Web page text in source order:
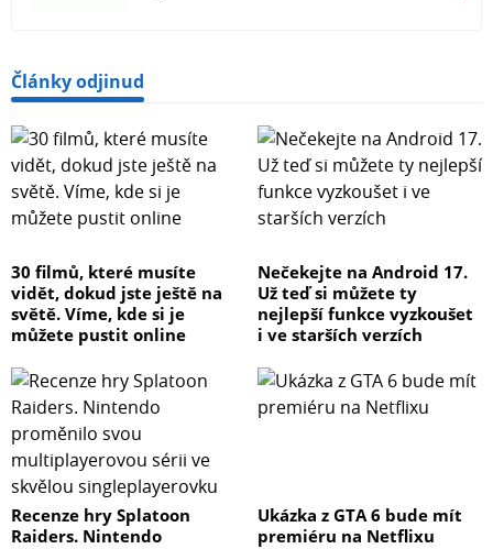
Články odjinud
30 filmů, které musíte
vidět, dokud jste ještě na
světě. Víme, kde si je
můžete pustit online
Nečekejte na Android 17.
Už teď si můžete ty
nejlepší funkce vyzkoušet
i ve starších verzích
Recenze hry Splatoon
Raiders. Nintendo
Ukázka z GTA 6 bude mít
premiéru na Netflixu